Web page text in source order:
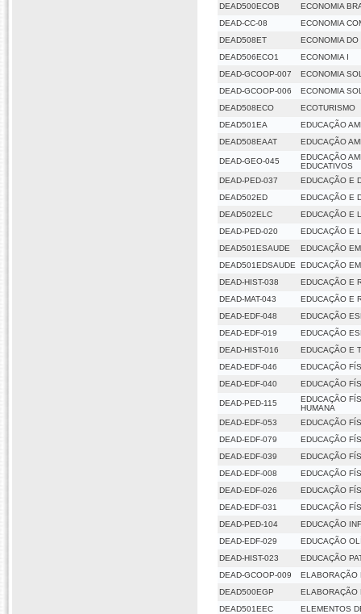
DEAD500ECOB
ECONOMIA
DEAD-CC-08
ECONOMIA
DEAD508ET
ECONOMIA DO
DEAD506ECO1
ECONOMIA I
DEAD-GCOOP-007
ECONOMIA
DEAD-GCOOP-006
ECONOMIA
DEAD508ECO
ECOTURISMO
DEAD501EA
EDUCAÇÃO
DEAD508EAAT
EDUCAÇÃO
DEAD-GEO-045
EDUCAÇÃO
EDUCATIVOS
DEAD-PED-037
EDUCAÇÃO E
DEAD502ED
EDUCAÇÃO E
DEAD502ELC
EDUCAÇÃO E
DEAD-PED-020
EDUCAÇÃO E
DEAD501ESAUDE
EDUCAÇÃO
DEAD501EDSAUDE
EDUCAÇÃO
DEAD-HIST-038
EDUCAÇÃO E
DEAD-MAT-043
EDUCAÇÃO E
DEAD-EDF-048
EDUCAÇÃO
DEAD-EDF-019
EDUCAÇÃO
DEAD-HIST-016
EDUCAÇÃO E
DEAD-EDF-046
EDUCAÇÃO
DEAD-EDF-040
EDUCAÇÃO
DEAD-PED-115
EDUCAÇÃO
HUMANA
DEAD-EDF-053
EDUCAÇÃO
DEAD-EDF-079
EDUCAÇÃO
DEAD-EDF-039
EDUCAÇÃO
DEAD-EDF-008
EDUCAÇÃO
DEAD-EDF-026
EDUCAÇÃO
DEAD-EDF-031
EDUCAÇÃO
DEAD-PED-104
EDUCAÇÃO
DEAD-EDF-029
EDUCAÇÃO
DEAD-HIST-023
EDUCAÇÃO
DEAD-GCOOP-009
ELABORAÇÃO
DEAD500EGP
ELABORAÇÃO
DEAD501EEC
ELEMENTOS